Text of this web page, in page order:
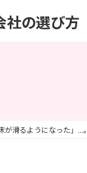
社の選び方
が滑るようになった」…。